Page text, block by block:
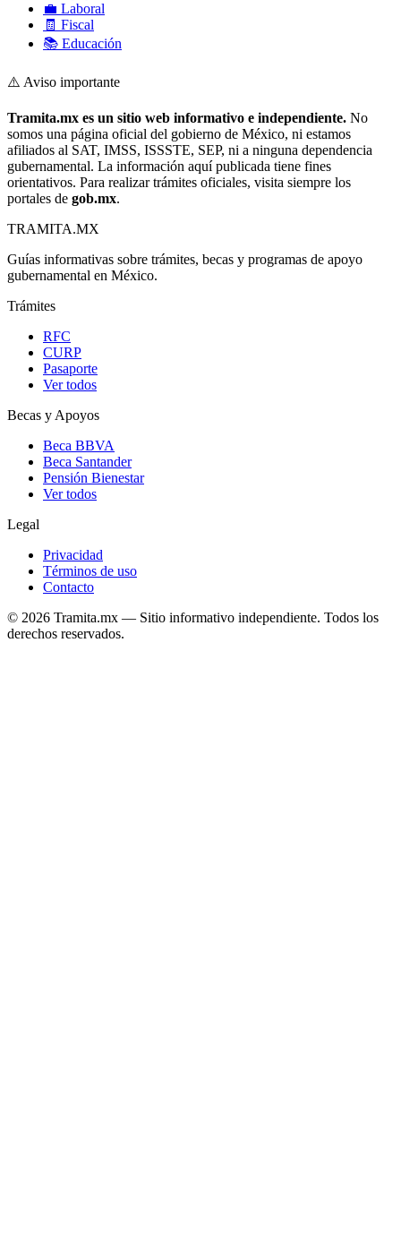
💼 Laboral
🧾 Fiscal
📚 Educación
⚠️ Aviso importante
Tramita.mx es un sitio web informativo e independiente. No
somos una página oficial del gobierno de México, ni estamos
afiliados al SAT, IMSS, ISSSTE, SEP, ni a ninguna dependencia
gubernamental. La información aquí publicada tiene fines
orientativos. Para realizar trámites oficiales, visita siempre los
portales de gob.mx.
TRAMITA.MX
Guías informativas sobre trámites, becas y programas de apoyo
gubernamental en México.
Trámites
RFC
CURP
Pasaporte
Ver todos
Becas y Apoyos
Beca BBVA
Beca Santander
Pensión Bienestar
Ver todos
Legal
Privacidad
Términos de uso
Contacto
© 2026 Tramita.mx — Sitio informativo independiente. Todos los
derechos reservados.